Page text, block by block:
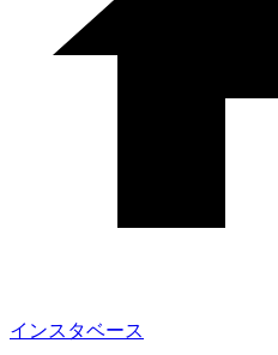
インスタベース